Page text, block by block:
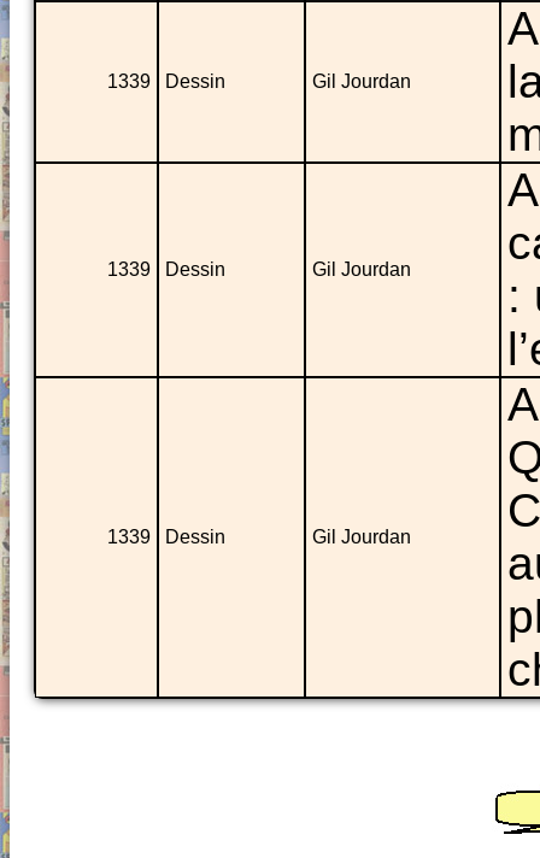
1339 Dessin Gil Jourdan
1339 Dessin Gil Jourdan
:
1339 Dessin Gil Jourdan